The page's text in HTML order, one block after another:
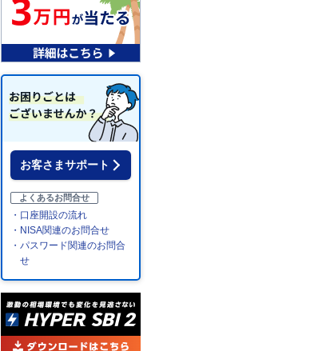
お客さまサポート
よくあるお問合せ
・口座開設の流れ
・NISA関連のお問合せ
・パスワード関連のお問合
せ